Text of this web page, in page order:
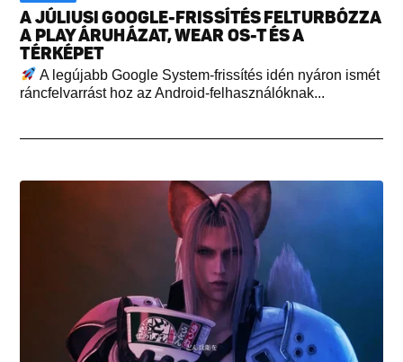
A JÚLIUSI GOOGLE-FRISSÍTÉS FELTURBÓZZA
A PLAY ÁRUHÁZAT, WEAR OS-T ÉS A
TÉRKÉPET
A legújabb Google System-frissítés idén nyáron ismét
ráncfelvarrást hoz az Android-felhasználóknak...